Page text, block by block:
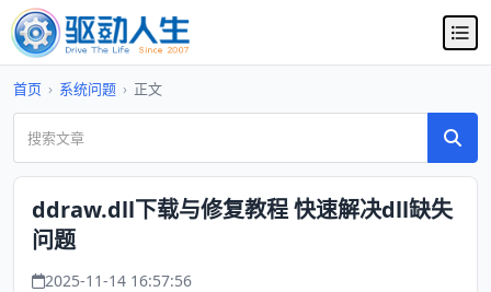
首页 › 系统问题 › 正文
ddraw.dll下载与修复教程 快速解决dll缺失
问题
2025-11-14 16:57:56